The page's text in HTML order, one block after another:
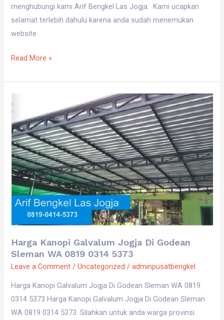
menghubungi kami Arif Bengkel Las Jogja. Kami ucapkan
selamat terlebih dahulu karena anda sudah menemukan
website
Read More »
Harga Kanopi Galvalum Jogja Di Godean
Sleman WA 0819 0314 5373
Leave a Comment /Uncategorized /adminpusatbengkel
Harga Kanopi Galvalum Jogja Di Godean Sleman WA 0819
0314 5373 Harga Kanopi Galvalum Jogja Di Godean Sleman
WA 0819 0314 5373. Silahkan untuk anda warga provinsi
Kanopi
Galvalum
Jogja
Di
Godean
Sleman
WA
0819